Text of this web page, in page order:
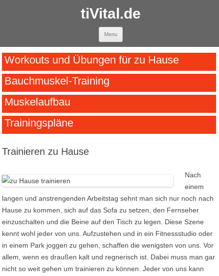
tiVital.de
Menu
Workouts und Übungen für zu Hause
Bauchmuskel-Training
Muskelaufbau
Trainingspläne
Trainieren zu Hause
Nach
einem
langen und anstrengenden Arbeitstag sehnt man sich nur noch nach
Hause zu kommen, sich auf das Sofa zu setzen, den Fernseher
einzuschalten und die Beine auf den Tisch zu legen. Diese Szene
kennt wohl jeder von uns. Aufzustehen und in ein Fitnessstudio oder
in einem Park joggen zu gehen, schaffen die wenigsten von uns. Vor
allem, wenn es draußen kalt und regnerisch ist. Dabei muss man gar
nicht so weit gehen um trainieren zu können. Jeder von uns kann